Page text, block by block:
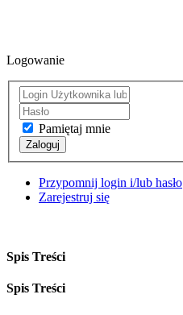
Logowanie
Pamiętaj mnie
Zaloguj
Przypomnij login i/lub hasło
Zarejestruj się
Spis Treści
Spis Treści